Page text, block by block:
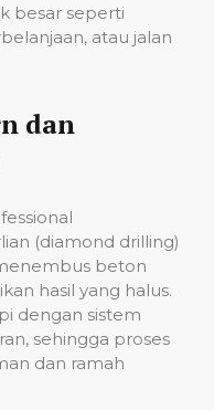
besar seperti
atau jalan
dan
(diamond drilling)
beton
hasil yang halus.
dengan sistem
sehingga proses
dan ramah